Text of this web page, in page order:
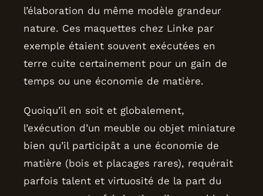
l’élaboration du même modèle grandeur
nature. Ces maquettes chez Linke par
exemple étaient souvent exécutées en
terre cuite certainement pour un gain de
temps ou une économie de matière.
Quoiqu’il en soit et globalement,
l’exécution d’un meuble ou objet miniature
bien qu’il participât a une économie de
matière (bois et placages rares), requérait
parfois talent et virtuosité de la part du